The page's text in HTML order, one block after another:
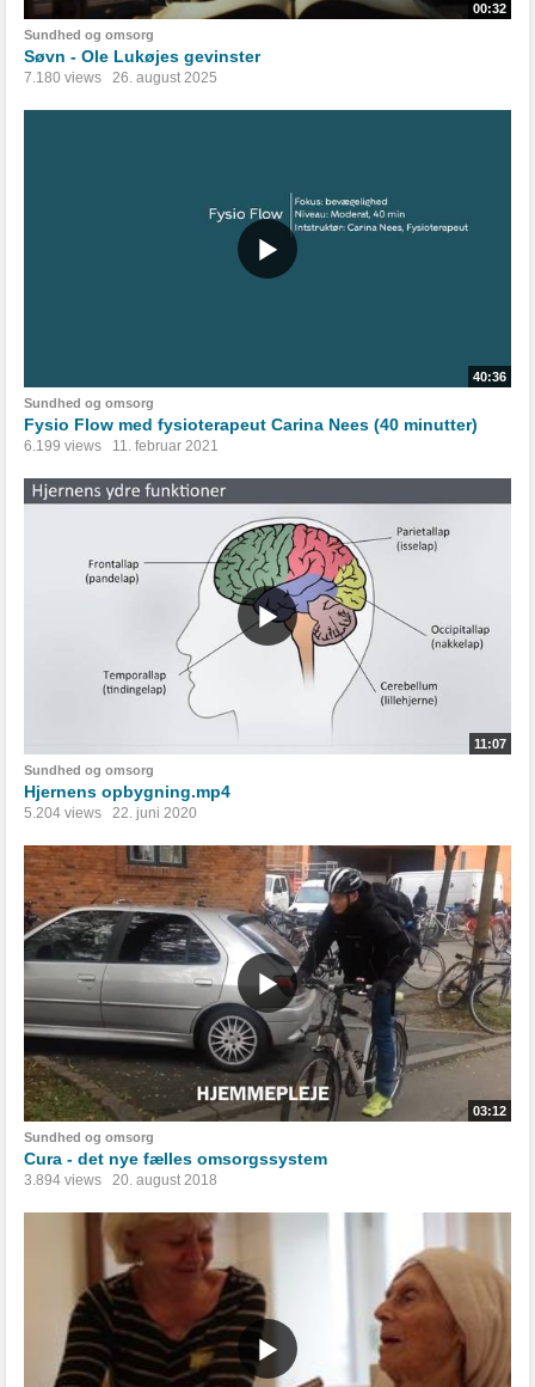
00:32
Sundhed og omsorg
Søvn - Ole Lukøjes gevinster
7.180 views 26. august 2025
40:36
Sundhed og omsorg
Fysio Flow med fysioterapeut Carina Nees (40 minutter)
6.199 views 11. februar 2021
11:07
Sundhed og omsorg
Hjernens opbygning.mp4
5.204 views 22. juni 2020
03:12
Sundhed og omsorg
Cura - det nye fælles omsorgssystem
3.894 views 20. august 2018